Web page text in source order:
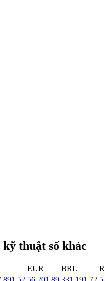
trị đều đặn
kỹ thuật số khác
EUR BRL
56,201.89 331,191.72